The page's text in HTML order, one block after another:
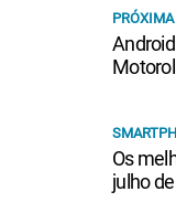
Os
julho